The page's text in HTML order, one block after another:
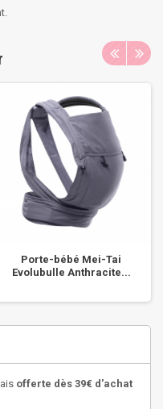
Porte-bébé Mei-Tai
Evolubulle Anthracite...
offerte dès 39€ d'achat